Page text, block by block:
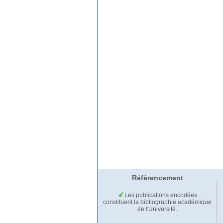
Référencement
Les publications encodées
constituent la bibliographie académique
de l'Université.